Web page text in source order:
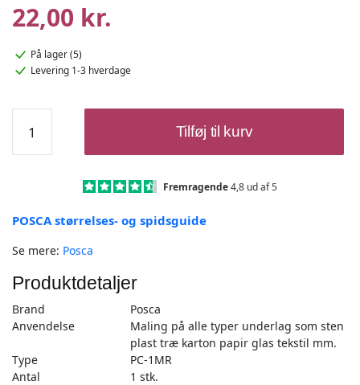
22,00 kr.
På lager (5)
Levering 1-3 hverdage
Tusch
Metallisk
1MR
1stk
antal
Tilføj til kurv
Fremragende4,8 ud af 5
POSCA størrelses- og spidsguide
Se mere: Posca
Produktdetaljer
Brand
Posca
Anvendelse
Maling på alle typer underlag som sten
plast træ karton papir glas tekstil mm.
Type
PC-1MR
Antal
1 stk.